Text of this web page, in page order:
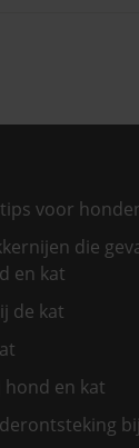
voor
die
en kat
de kat
en kat